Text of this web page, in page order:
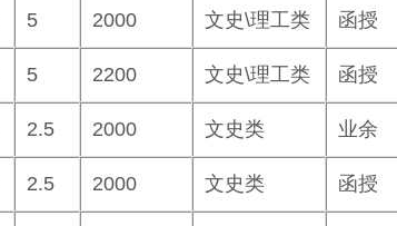
5 2000 文史\理工类 函授
5 2200 文史\理工类 函授
2.5 2000 文史类 业余
2.5 2000 文史类 函授